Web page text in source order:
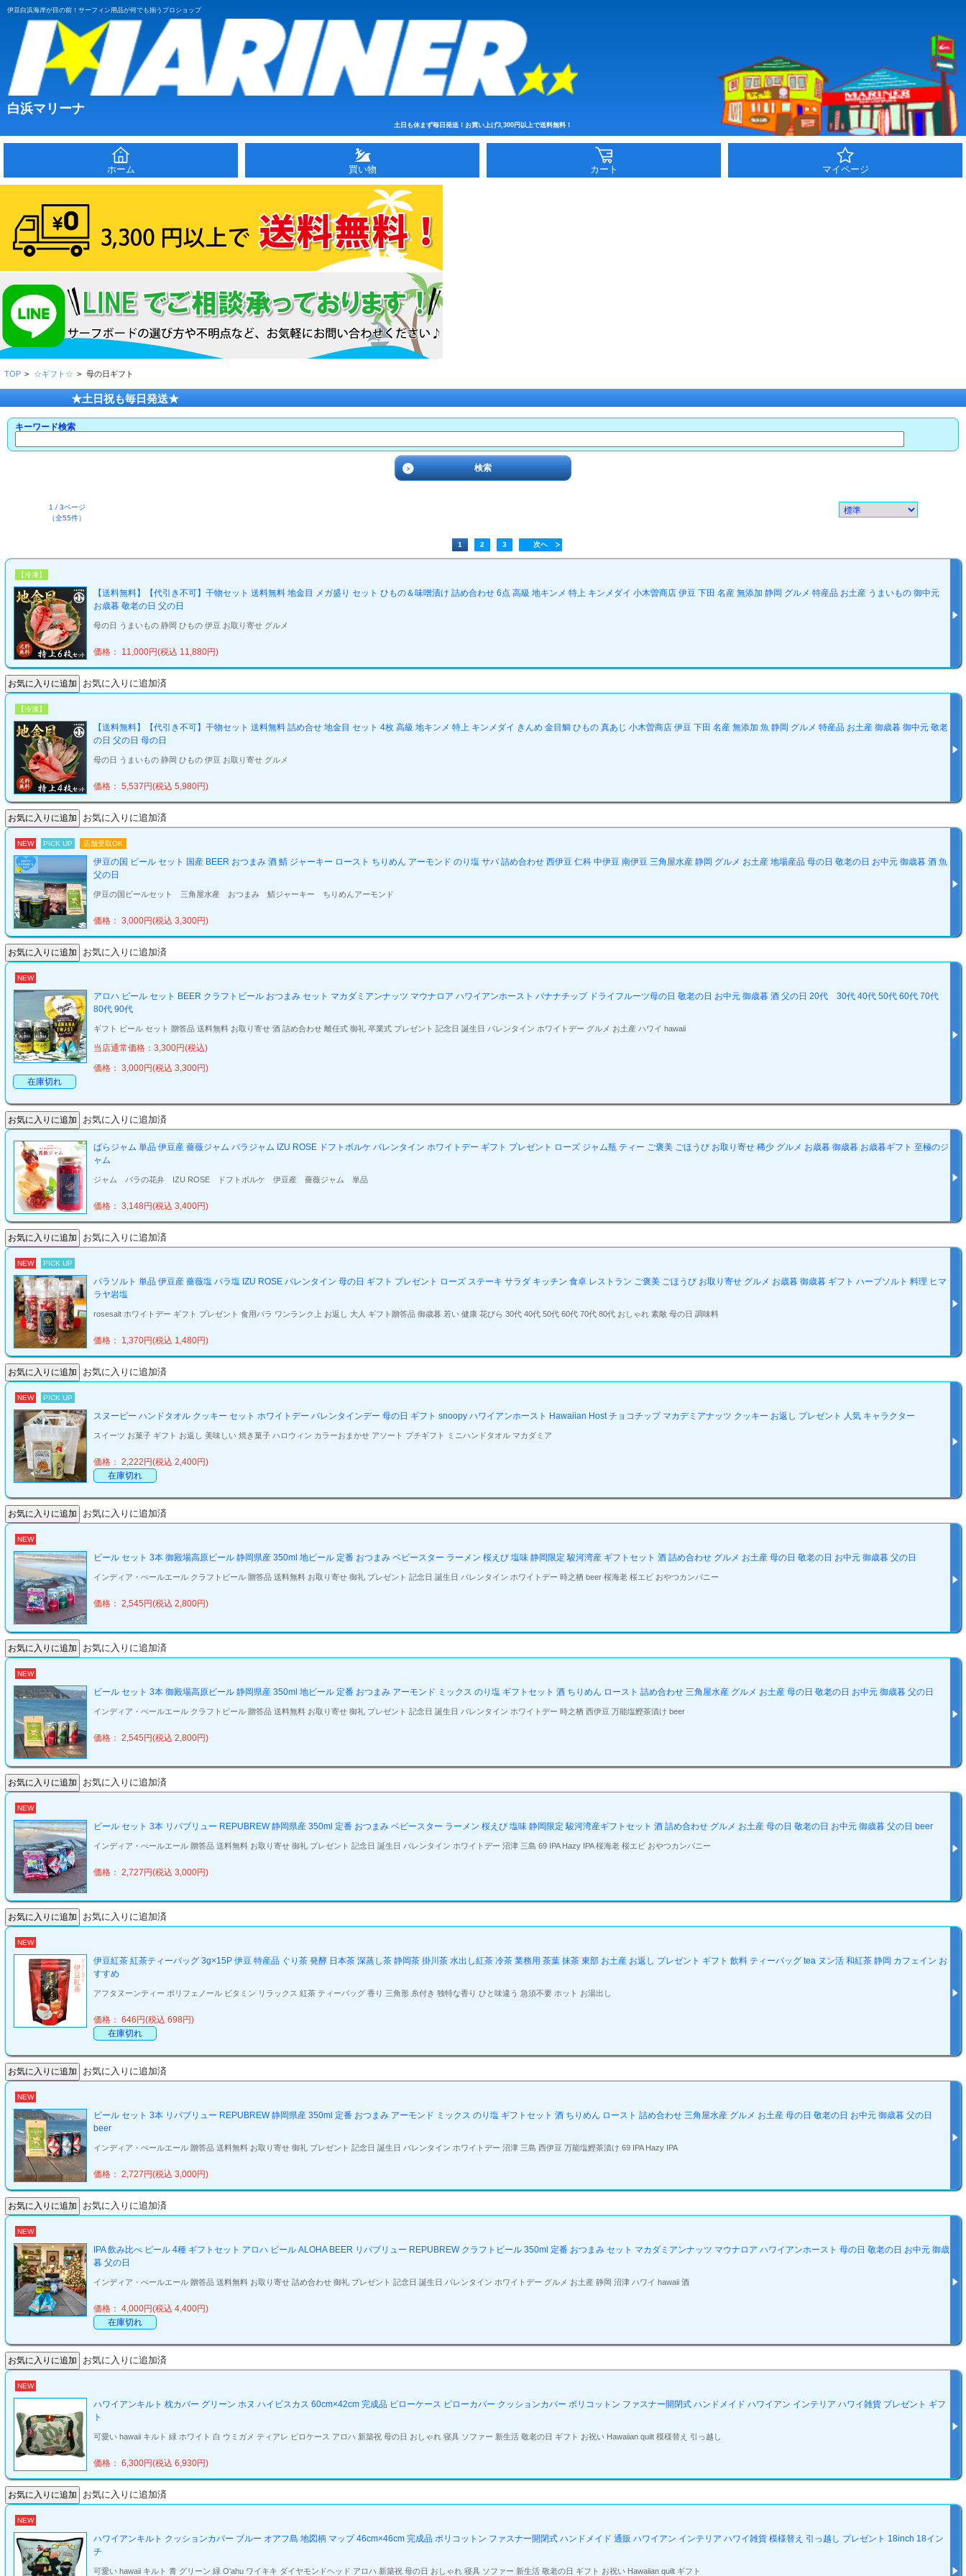
伊豆白浜海岸が目の前！サーフィン用品が何でも揃うプロショップ
白浜マリーナ
土日も休まず毎日発送！お買い上げ3,300円以上で送料無料！
ホーム 買い物 カート マイページ
TOP > ☆ギフト☆ > 母の日ギフト
★土日祝も毎日発送★
キーワード検索
1 / 3ページ
（全55件）
1 2 3 次へ
【冷凍】
【送料無料】【代引き不可】干物セット 送料無料 地金目 メガ盛り セット ひもの＆味噌漬け 詰め合わせ 6点 高級 地キンメ 特上 キンメダイ 小木曽商店 伊豆 下田 名産 無添加 静岡 グルメ 特産品 お土産 うまいもの 御中元
お歳暮 敬老の日 父の日
母の日 うまいもの 静岡 ひもの 伊豆 お取り寄せ グルメ
価格： 11,000円(税込 11,880円)
お気に入りに追加済
【冷凍】
【送料無料】【代引き不可】干物セット 送料無料 詰め合せ 地金目 セット 4枚 高級 地キンメ 特上 キンメダイ きんめ 金目鯛 ひもの 真あじ 小木曽商店 伊豆 下田 名産 無添加 魚 静岡 グルメ 特産品 お土産 御歳暮 御中元 敬老
の日 父の日 母の日
母の日 うまいもの 静岡 ひもの 伊豆 お取り寄せ グルメ
価格： 5,537円(税込 5,980円)
お気に入りに追加済
NEW PICK UP 店舗受取OK
伊豆の国 ビール セット 国産 BEER おつまみ 酒 鯖 ジャーキー ロースト ちりめん アーモンド のり塩 サバ 詰め合わせ 西伊豆 仁科 中伊豆 南伊豆 三角屋水産 静岡 グルメ お土産 地場産品 母の日 敬老の日 お中元 御歳暮 酒 魚
父の日
伊豆の国ビールセット 三角屋水産 おつまみ 鯖ジャーキー ちりめんアーモンド
価格： 3,000円(税込 3,300円)
お気に入りに追加済
NEW
アロハ ビール セット BEER クラフトビール おつまみ セット マカダミアンナッツ マウナロア ハワイアンホースト バナナチップ ドライフルーツ母の日 敬老の日 お中元 御歳暮 酒 父の日 20代 30代 40代 50代 60代 70代
80代 90代
ギフト ビール セット 贈答品 送料無料 お取り寄せ 酒 詰め合わせ 離任式 御礼 卒業式 プレゼント 記念日 誕生日 バレンタイン ホワイトデー グルメ お土産 ハワイ hawaii
当店通常価格：3,300円(税込)
価格： 3,000円(税込 3,300円)
在庫切れ
お気に入りに追加済
ばらジャム 単品 伊豆産 薔薇ジャム バラジャム IZU ROSE ドフトボルケ バレンタイン ホワイトデー ギフト プレゼント ローズ ジャム瓶 ティー ご褒美 ごほうび お取り寄せ 稀少 グルメ お歳暮 御歳暮 お歳暮ギフト 至極のジ
ャム
ジャム バラの花弁 IZU ROSE ドフトボルケ 伊豆産 薔薇ジャム 単品
価格： 3,148円(税込 3,400円)
お気に入りに追加済
NEW PICK UP
バラソルト 単品 伊豆産 薔薇塩 バラ塩 IZU ROSE バレンタイン 母の日 ギフト プレゼント ローズ ステーキ サラダ キッチン 食卓 レストラン ご褒美 ごほうび お取り寄せ グルメ お歳暮 御歳暮 ギフト ハーブソルト 料理 ヒマ
ラヤ岩塩
rosesalt ホワイトデー ギフト プレゼント 食用バラ ワンランク上 お返し 大人 ギフト贈答品 御歳暮 若い 健康 花びら 30代 40代 50代 60代 70代 80代 おしゃれ 素敵 母の日 調味料
価格： 1,370円(税込 1,480円)
お気に入りに追加済
NEW PICK UP
スヌーピー ハンドタオル クッキー セット ホワイトデー バレンタインデー 母の日 ギフト snoopy ハワイアンホースト Hawaiian Host チョコチップ マカデミアナッツ クッキー お返し プレゼント 人気 キャラクター
スイーツ お菓子 ギフト お返し 美味しい 焼き菓子 ハロウィン カラーおまかせ アソート プチギフト ミニハンドタオル マカダミア
価格： 2,222円(税込 2,400円)
在庫切れ
お気に入りに追加済
NEW
ビール セット 3本 御殿場高原ビール 静岡県産 350ml 地ビール 定番 おつまみ ベビースター ラーメン 桜えび 塩味 静岡限定 駿河湾産 ギフトセット 酒 詰め合わせ グルメ お土産 母の日 敬老の日 お中元 御歳暮 父の日
インディア・ぺールエール クラフトビール 贈答品 送料無料 お取り寄せ 御礼 プレゼント 記念日 誕生日 バレンタイン ホワイトデー 時之栖 beer 桜海老 桜エビ おやつカンパニー
価格： 2,545円(税込 2,800円)
お気に入りに追加済
NEW
ビール セット 3本 御殿場高原ビール 静岡県産 350ml 地ビール 定番 おつまみ アーモンド ミックス のり塩 ギフトセット 酒 ちりめん ロースト 詰め合わせ 三角屋水産 グルメ お土産 母の日 敬老の日 お中元 御歳暮 父の日
インディア・ぺールエール クラフトビール 贈答品 送料無料 お取り寄せ 御礼 プレゼント 記念日 誕生日 バレンタイン ホワイトデー 時之栖 西伊豆 万能塩鰹茶漬け beer
価格： 2,545円(税込 2,800円)
お気に入りに追加済
NEW
ビール セット 3本 リパブリュー REPUBREW 静岡県産 350ml 定番 おつまみ ベビースター ラーメン 桜えび 塩味 静岡限定 駿河湾産ギフトセット 酒 詰め合わせ グルメ お土産 母の日 敬老の日 お中元 御歳暮 父の日 beer
インディア・ぺールエール 贈答品 送料無料 お取り寄せ 御礼 プレゼント 記念日 誕生日 バレンタイン ホワイトデー 沼津 三島 69 IPA Hazy IPA 桜海老 桜エビ おやつカンパニー
価格： 2,727円(税込 3,000円)
お気に入りに追加済
NEW
伊豆紅茶 紅茶ティーバッグ 3g×15P 伊豆 特産品 ぐり茶 発酵 日本茶 深蒸し茶 静岡茶 掛川茶 水出し紅茶 冷茶 業務用 茶葉 抹茶 東部 お土産 お返し プレゼント ギフト 飲料 ティーバッグ tea ヌン活 和紅茶 静岡 カフェイン お
すすめ
アフタヌーンティー ポリフェノール ビタミン リラックス 紅茶 ティーバッグ 香り 三角形 糸付き 独特な香り ひと味違う 急須不要 ホット お湯出し
価格： 646円(税込 698円)
在庫切れ
お気に入りに追加済
NEW
ビール セット 3本 リパブリュー REPUBREW 静岡県産 350ml 定番 おつまみ アーモンド ミックス のり塩 ギフトセット 酒 ちりめん ロースト 詰め合わせ 三角屋水産 グルメ お土産 母の日 敬老の日 お中元 御歳暮 父の日
beer
インディア・ぺールエール 贈答品 送料無料 お取り寄せ 御礼 プレゼント 記念日 誕生日 バレンタイン ホワイトデー 沼津 三島 西伊豆 万能塩鰹茶漬け 69 IPA Hazy IPA
価格： 2,727円(税込 3,000円)
お気に入りに追加済
NEW
IPA 飲み比べ ビール 4種 ギフトセット アロハ ビール ALOHA BEER リパブリュー REPUBREW クラフトビール 350ml 定番 おつまみ セット マカダミアンナッツ マウナロア ハワイアンホースト 母の日 敬老の日 お中元 御歳
暮 父の日
インディア・ぺールエール 贈答品 送料無料 お取り寄せ 詰め合わせ 御礼 プレゼント 記念日 誕生日 バレンタイン ホワイトデー グルメ お土産 静岡 沼津 ハワイ hawaii 酒
価格： 4,000円(税込 4,400円)
在庫切れ
お気に入りに追加済
NEW
ハワイアンキルト 枕カバー グリーン ホヌ ハイビスカス 60cm×42cm 完成品 ピローケース ピローカバー クッションカバー ポリコットン ファスナー開閉式 ハンドメイド ハワイアン インテリア ハワイ雑貨 プレゼント ギフ
ト
可愛い hawaii キルト 緑 ホワイト 白 ウミガメ ティアレ ピロケース アロハ 新築祝 母の日 おしゃれ 寝具 ソファー 新生活 敬老の日 ギフト お祝い Hawaiian quilt 模様替え 引っ越し
価格： 6,300円(税込 6,930円)
お気に入りに追加済
NEW
ハワイアンキルト クッションカバー ブルー オアフ島 地図柄 マップ 46cm×46cm 完成品 ポリコットン ファスナー開閉式 ハンドメイド 通販 ハワイアン インテリア ハワイ雑貨 模様替え 引っ越し プレゼント 18inch 18イン
チ
可愛い hawaii キルト 青 グリーン 緑 O'ahu ワイキキ ダイヤモンドヘッド アロハ 新築祝 母の日 おしゃれ 寝具 ソファー 新生活 敬老の日 ギフト お祝い Hawaiian quilt ギフト